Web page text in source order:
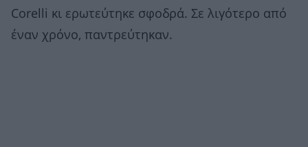
Corelli κι ερωτεύτηκε σφοδρά. Σε λιγότερο από
έναν χρόνο, παντρεύτηκαν.